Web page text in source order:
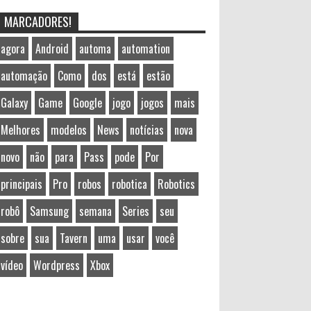
MARCADORES!
agora Android automa
automation
automação
Como dos está
estão
Galaxy
Game Google jogo jogos
mais
Melhores
modelos News notícias
nova
novo
não para Pass pode
Por
principais
Pro robos robotica
Robotics
robô
Samsung semana Series
seu
sobre
sua Tavern uma usar
você
vídeo
Wordpress Xbox